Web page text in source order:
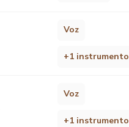
Voz
+1 instrumento
Voz
+1 instrumento